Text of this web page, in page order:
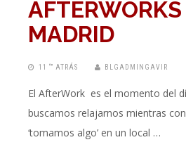
AFTERWORKS
MADRID
11 “” ATRÁS BLGADMINGAVIR
El AfterWork es el momento del
buscamos relajarnos mientras
‘tomamos algo’ en un local …